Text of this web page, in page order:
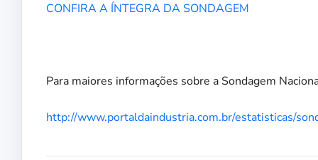
CONFIRA A ÍNTEGRA DA SONDAGEM
Para maiores informações sobre a Sondagem
http://www.portaldaindustria.com.br/estatisticas/